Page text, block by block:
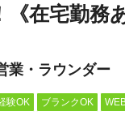
《在宅勤務
業・ラウンダー
験OK ブランクOK